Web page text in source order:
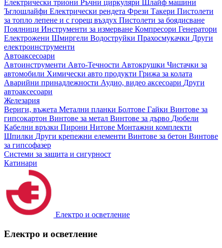
Електрически триони Ръчни циркуляри
Шлайф машини
Ъглошлайфи Електрически рендета Фрези Такери Пистолети
за топло лепене и с горещ въздух Пистолети за боядисване
Поялници Инструменти за измерване Компресори Генератори
Електрожени Шмиргели Водоструйки Прахосмукачки Други
електроинструменти
Автоаксесоари
Автоинструменти Авто-Течности Автокрушки Чистачки за
автомобили Химически авто продукти Грижа за колата
Аварийни принадлежности Аудио, видео аксесоари Други
автоаксесоари
Железария
Вериги, въжета Метални планки Болтове Гайки Винтове за
гипсокартон Винтове за метал Винтове за дърво Дюбели
Кабелни връзки Пирони Нитове Монтажни комплекти
Шпилки Други крепежни елементи Винтове за бетон Винтове
за гипсофазер
Системи за защита и сигурност
Катинари
Електро и осветление
Електро и осветление